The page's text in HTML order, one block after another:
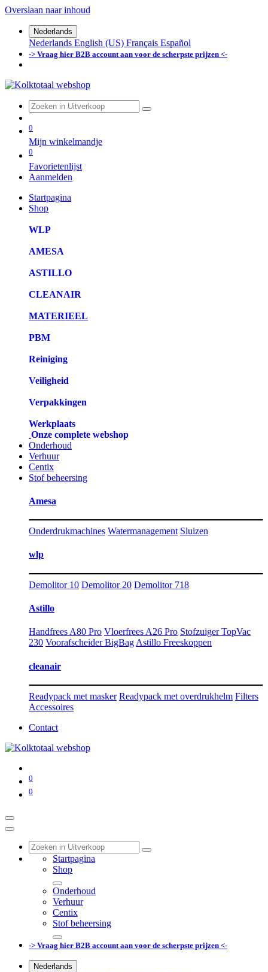
Overslaan naar inhoud
Nederlands
Nederlands English (US) Français Español
-> Vraag hier B2B account aan voor de scherpste prijzen <-
0
Mijn winkelmandje
0
Favorietenlijst
Aanmelden
Startpagina
Shop
WLP
AMESA
ASTILLO
CLEANAIR
MATERIEEL
PBM
Reiniging
Veiligheid
Verpakkingen
Werkplaats
Onze complete webshop
Onderhoud
Verhuur
Centix
Stof beheersing
Amesa
Onderdrukmachines Watermanagement Sluizen
wlp
Demolitor 10 Demolitor 20 Demolitor 718
Astillo
Handfrees A80 Pro Vloerfrees A26 Pro Stofzuiger TopVac
230 Voorafscheider BigBag Astillo Freeskoppen
cleanair
Readypack met masker Readypack met overdrukhelm Filters
Accessoires
Contact
0
0
Startpagina
Shop
Onderhoud
Verhuur
Centix
Stof beheersing
-> Vraag hier B2B account aan voor de scherpste prijzen <-
Nederlands